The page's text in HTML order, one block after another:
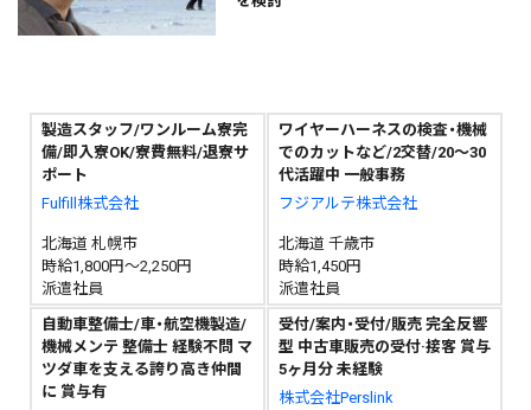
製造スタッフ/ワンルーム寮完
備/即入寮OK/寮費無料/退寮サ
ポート
Fulfill株式会社
北海道 札幌市
時給1,800円～2,250円
派遣社員
ワイヤーハーネスの検査・機械
でのカットなど/2交替/20～30
代活躍中 一般事務
フジアルテ株式会社
北海道 千歳市
時給1,450円
派遣社員
自動車整備士/車・航空機製造/
機械メンテ 整備士 経験不問 マ
ツダ車を支える誇り高き仲間
に 賞与有
受付/案内・受付/販売 完全反響
型 中古車販売の受付·接客 賞与
5ヶ月分 未経験
株式会社Perslink